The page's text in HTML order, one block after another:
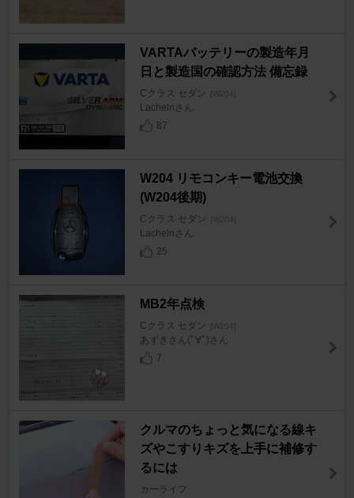
VARTAバッテリーの製造年月
日と製造国の確認方法 備忘録
Cクラス セダン [W204]
Lachelnさん
87
W204 リモコンキー電池交換
(W204後期)
Cクラス セダン [W204]
Lachelnさん
25
MB2年点検
Cクラス セダン [W204]
あずきさん(ﾟ∀ﾟ)さん
7
クルマのちょっと気になる線キ
ズやこすりキズを上手に補修す
るには
カーライフ